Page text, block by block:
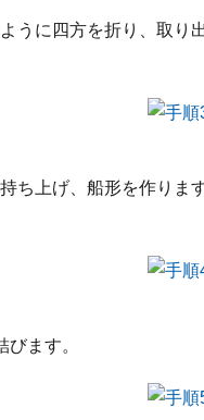
うに四方を折り、取り
ち上げ、船形を作りま
ます。